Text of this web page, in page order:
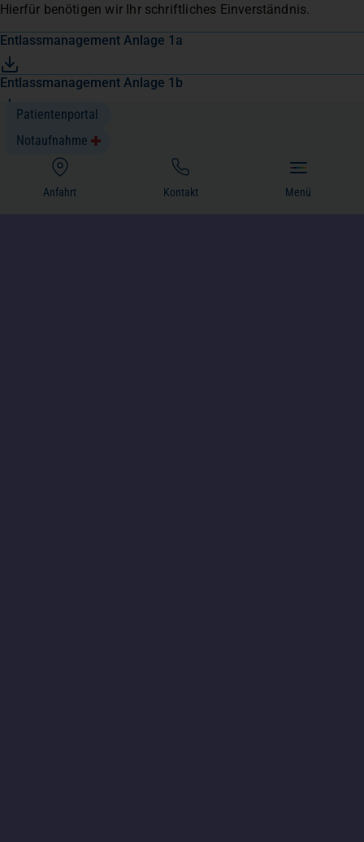
Patientenportal
Notaufnahme
Anfahrt
(öffnet in einem neuen Tab)
Kontakt
Menü
Hierfür benötigen wir Ihr schriftliches Einverständnis.
Entlassmanagement Anlage 1a
(öffnet in einem neuen Tab)
Entlassmanagement Anlage 1b
(öffnet in einem neuen Tab)